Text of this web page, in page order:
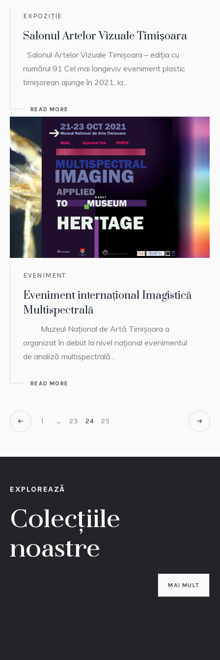
EXPOZIȚIE
Salonul Artelor Vizuale Timișoara
Salonul Artelor Vizuale Timișoara – ediția cu
numărul 91 Cel mai longeviv eveniment plastic
timișorean ajunge în 2021, la...
READ MORE
EVENIMENT
Eveniment internațional Imagistică
Multispectrală
Muzeul Naţional de Artă Timişoara a
organizat în debut la nivel național evenimentul
de analiză multispectrală...
READ MORE
1 … 23 24 25
EXPLOREAZĂ
Colecțiile
noastre
MAI MULT